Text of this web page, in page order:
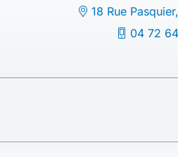
18 Rue
04 72